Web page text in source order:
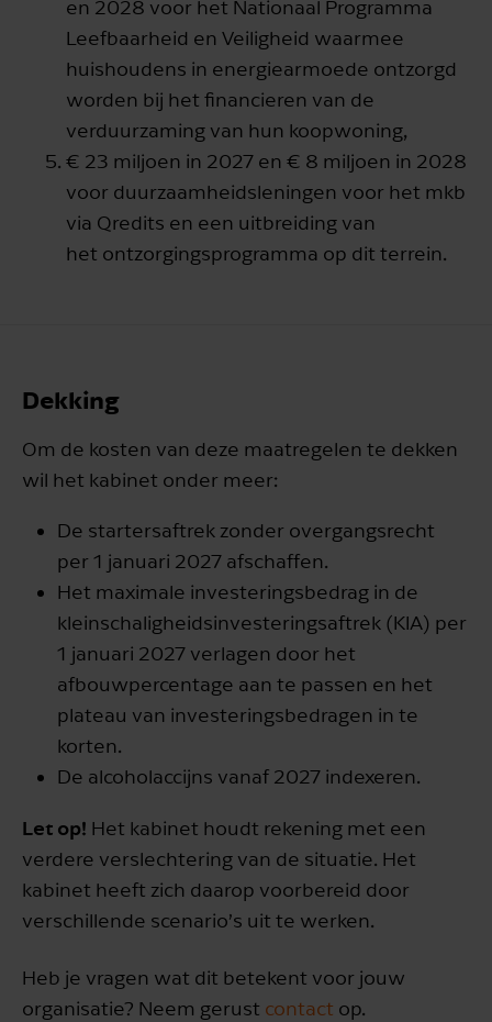
en 2028 voor het Nationaal Programma
Leefbaarheid en Veiligheid waarmee
huishoudens in energiearmoede ontzorgd
worden bij het financieren van de
verduurzaming van hun koopwoning,
€ 23 miljoen in 2027 en € 8 miljoen in 2028
voor duurzaamheidsleningen voor het mkb
via Qredits en een uitbreiding van
het ontzorgingsprogramma op dit terrein.
Dekking
Om de kosten van deze maatregelen te dekken
wil het kabinet onder meer:
De startersaftrek zonder overgangsrecht
per 1 januari 2027 afschaffen.
Het maximale investeringsbedrag in de
kleinschaligheidsinvesteringsaftrek (KIA) per
1 januari 2027 verlagen door het
afbouwpercentage aan te passen en het
plateau van investeringsbedragen in te
korten.
De alcoholaccijns vanaf 2027 indexeren.
Let op! Het kabinet houdt rekening met een
verdere verslechtering van de situatie. Het
kabinet heeft zich daarop voorbereid door
verschillende scenario’s uit te werken.
Heb je vragen wat dit betekent voor jouw
organisatie? Neem gerust contact op.